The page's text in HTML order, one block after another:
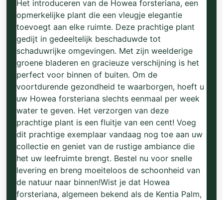
Het introduceren van de Howea forsteriana, een
opmerkelijke plant die een vleugje elegantie
toevoegt aan elke ruimte. Deze prachtige plant
gedijt in gedeeltelijk beschaduwde tot
schaduwrijke omgevingen. Met zijn weelderige
groene bladeren en gracieuze verschijning is het
perfect voor binnen of buiten. Om de
voortdurende gezondheid te waarborgen, hoeft u
uw Howea forsteriana slechts eenmaal per week
water te geven. Het verzorgen van deze
prachtige plant is een fluitje van een cent! Voeg
dit prachtige exemplaar vandaag nog toe aan uw
collectie en geniet van de rustige ambiance die
het uw leefruimte brengt. Bestel nu voor snelle
levering en breng moeiteloos de schoonheid van
de natuur naar binnen!Wist je dat Howea
forsteriana, algemeen bekend als de Kentia Palm,